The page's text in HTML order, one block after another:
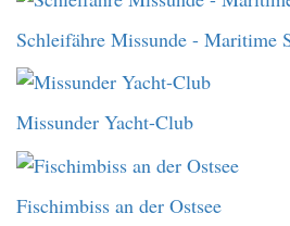
Schleifähre Missunde - Maritime
Missunder Yacht-Club
Fischimbiss an der Ostsee